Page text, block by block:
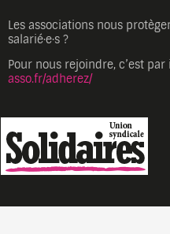
Les associations nous
salarié·e·s ?
Pour nous rejoindre, c’est par
asso.fr/adherez/